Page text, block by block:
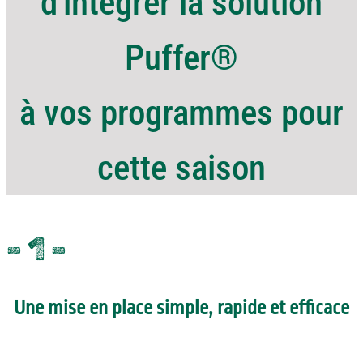
Puffer®
à vos programmes pour
cette saison
- 1 -
Une mise en place simple, rapide et efficace